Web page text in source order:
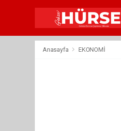
Anasayfa EKONOMİ